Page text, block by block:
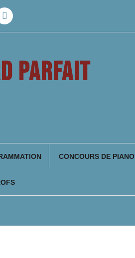
PARFAIT
CONCOURS DE PIANO